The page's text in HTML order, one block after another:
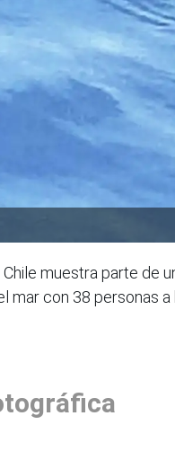
muestra parte de
mar con 38 personas